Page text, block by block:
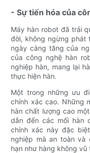
- Sự tiến hóa của
Máy hàn robot đã trải
đời, không ngừng phát
ngày càng tăng của
của công nghệ hàn
nghiệp hàn, mang lại
thực hiện hàn.
Một trong những ưu
chính xác cao. Những
hàn chất lượng cao
dẫn đến các mối hàn
chính xác này đặc
nghiệp mà an toàn và
hạn như hàng không